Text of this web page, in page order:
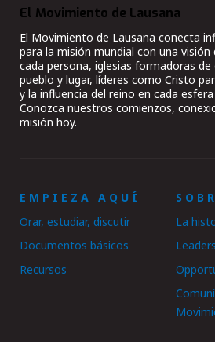
El Movimiento de Lausana
El Movimiento de Lausana conecta
para la misión mundial con una visión
cada persona, iglesias formadoras de
pueblo y lugar, líderes como Cristo
y la influencia del reino en cada
Conozca nuestros comienzos,
misión hoy.
EMPIEZA AQUÍ
Orar, estudiar, discutir
Documentos básicos
Recursos
La